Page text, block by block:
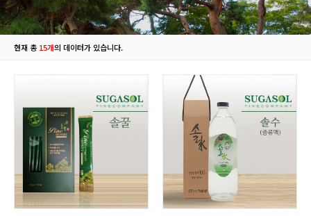
현재 총 15개의 데이터가 있습니다.